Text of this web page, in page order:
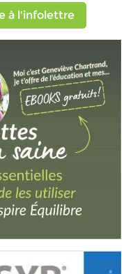
à l'infolettre